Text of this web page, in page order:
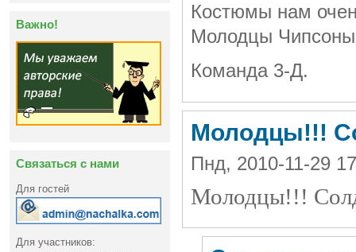
Важно!
Связаться с нами
Для гостей
Для участников:
Костюмы нам
Молодцы
Команда 3-Д.
Молодцы!!!
Пнд, 2010-11-29
Молодцы!!!